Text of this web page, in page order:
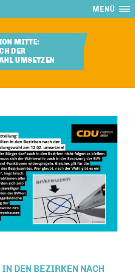
MENÜ
MITTE:
DER
UMSETZEN
DEN BEZIRKEN NACH